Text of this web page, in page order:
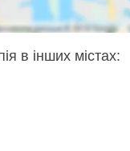
в інших містах: